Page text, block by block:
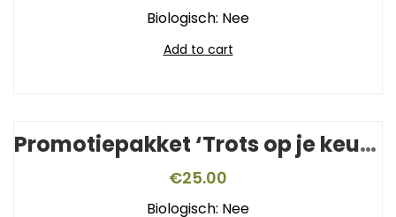
Biologisch: Nee
Add to cart
Promotiepakket ‘Trots op je keurmerk’
€25.00
Biologisch: Nee